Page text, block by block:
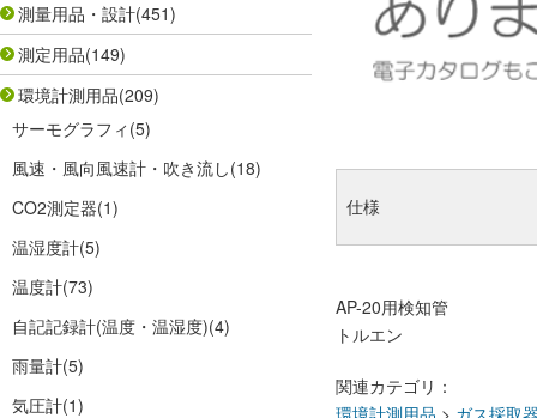
測量用品・設計(451)
測定用品(149)
環境計測用品(209)
サーモグラフィ (5)
風速・風向風速計・吹き流し(18)
CO2測定器(1)
温湿度計(5)
温度計(73)
自記記録計(温度・温湿度)(4)
雨量計(5)
気圧計(1)
仕様
AP-20用検知管
トルエン
関連カテゴリ：
環境計測用品 > ガス採取